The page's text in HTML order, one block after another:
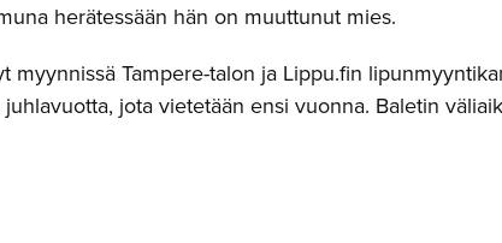
herätessään hän on muuttunut mies.
myynnissä Tampere-talon ja Lippu.fin
jota vietetään ensi vuonna. Baletin